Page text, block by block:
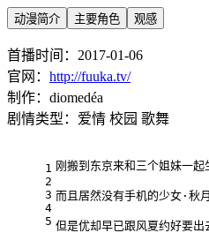
动漫简介 主要角色 观感
首播时间：2017-01-06
官网： http://fuuka.tv/
制作：diomedéa
剧情类型：爱情 校园 歌舞
1
2
3
4
5
刚搬到东京来和三个姐妹一
而且居然没有手机的少女·秋
但是优却早已跟风夏约好要